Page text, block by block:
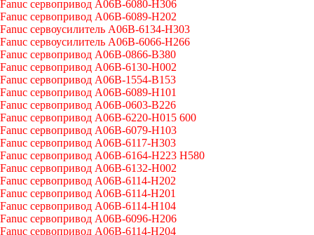
Fanuc сервопривод A06B-6080-H306
Fanuc сервопривод A06B-6089-H202
Fanuc сервоусилитель A06B-6134-H303
Fanuc сервоусилитель A06B-6066-H266
Fanuc сервопривод A06B-0866-B380
Fanuc сервопривод A06B-6130-H002
Fanuc сервопривод A06B-1554-B153
Fanuc сервопривод A06B-6089-H101
Fanuc сервопривод A06B-0603-B226
Fanuc сервопривод A06B-6220-H015 600
Fanuc сервопривод A06B-6079-H103
Fanuc сервопривод A06B-6117-H303
Fanuc сервопривод A06B-6164-H223 H580
Fanuc сервопривод A06B-6132-H002
Fanuc сервопривод A06B-6114-H202
Fanuc сервопривод A06B-6114-H201
Fanuc сервопривод A06B-6114-H104
Fanuc сервопривод A06B-6096-H206
Fanuc сервопривод A06B-6114-H204